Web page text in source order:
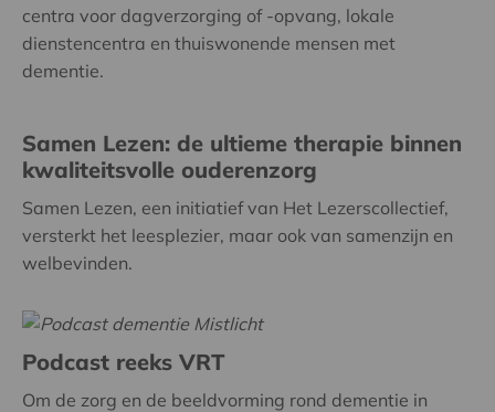
centra voor dagverzorging of -opvang, lokale
dienstencentra en thuiswonende mensen met
dementie.
Samen Lezen: de ultieme therapie binnen
kwaliteitsvolle ouderenzorg
Samen Lezen, een initiatief van Het Lezerscollectief,
versterkt het leesplezier, maar ook van samenzijn en
welbevinden.
Podcast reeks VRT
Om de zorg en de beeldvorming rond dementie in